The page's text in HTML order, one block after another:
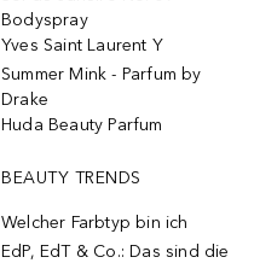
Bodyspray
Yves Saint Laurent Y
Summer Mink - Parfum by
Drake
Huda Beauty Parfum
BEAUTY TRENDS
Welcher Farbtyp bin ich
EdP, EdT & Co.: Das sind die